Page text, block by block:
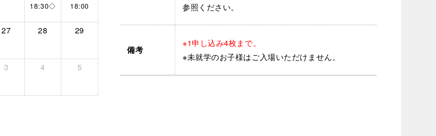
18:30◇ 18:00
27 28 29
3 4 5
参照ください。
備考
※1申し込み4枚まで。
※未就学のお子様はご入場いただけません。